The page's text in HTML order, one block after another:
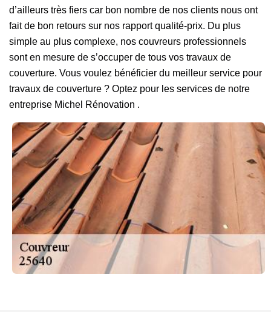
d’ailleurs très fiers car bon nombre de nos clients nous ont
fait de bon retours sur nos rapport qualité-prix. Du plus
simple au plus complexe, nos couvreurs professionnels
sont en mesure de s’occuper de tous vos travaux de
couverture. Vous voulez bénéficier du meilleur service pour
travaux de couverture ? Optez pour les services de notre
entreprise Michel Rénovation .